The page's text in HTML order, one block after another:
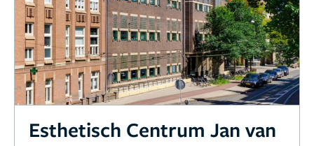
Esthetisch Centrum Jan van